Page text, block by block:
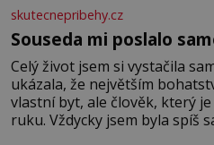
skutecnepribehy.cz
Souseda mi poslalo
Celý život jsem si vystačila
ukázala, že největším
vlastní byt, ale člověk, který
ruku. Vždycky jsem byla spíš